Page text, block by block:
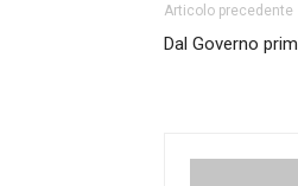
Articolo precedente
Dal Governo